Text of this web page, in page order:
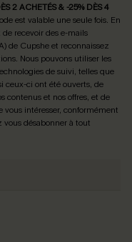
2 ACHETÉS & -25% DÈS 4
est valable une seule fois. En
recevoir des e-mails
de Cupshe et reconnaissez
. Nous pouvons utiliser les
de suivi, telles que
ceux-ci ont été ouverts, de
contenus et nos offres, et de
intéresser, conformément
vous désabonner à tout